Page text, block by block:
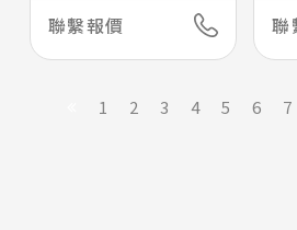
聯繫報價
聯
1 2 3 4 5 6 7